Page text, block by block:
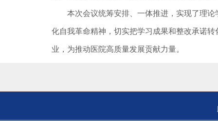
本次会议统筹安排、一体推进，实现了理论
化自我革命精神，切实把学习成果和整改承诺
业，为推动医院高质量发展贡献力量。